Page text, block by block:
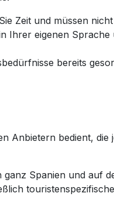
Zeit und müssen
eigenen Sprache
bereits
Anbietern bedient, die
Spanien und auf